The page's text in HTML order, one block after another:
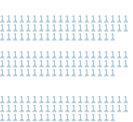
1 1 1 1 1 1 1 1 1 1 1 1 1 1 1 1 1 1 1 1
1 1 1 1 1 1 1 1 1 1 1 1 1 1 1 1 1 1 1 1
1 1 1 1 1 1 1 1 1 1 1 1 1 1 1 1 1 1
1 1 1 1 1 1 1 1 1 1 1 1 1 1 1 1 1 1 1 1
1 1 1 1 1 1 1 1 1 1 1 1 1 1 1 1 1 1 1 1
1 1 1 1 1 1 1 1 1 1 1 1 1 1 1 1 1 1
1 1 1 1 1 1 1 1 1 1 1 1 1 1 1 1 1 1 1 1
1 1 1 1 1 1 1 1 1 1 1 1 1 1 1 1 1 1 1 1
1 1 1 1 1 1 1 1 1 1 1 1 1 1 1 1 1 1